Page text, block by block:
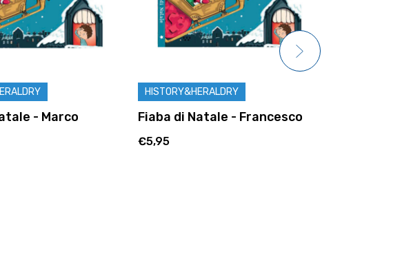
- Marco
HISTORY&HERALDRY
Fiaba di Natale - Francesco
€5,95